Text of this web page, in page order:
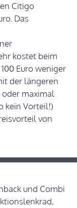
Citigo
Das
kostet beim
Euro weniger
der längeren
oder maximal
kein Vorteil!)
von
und Combi